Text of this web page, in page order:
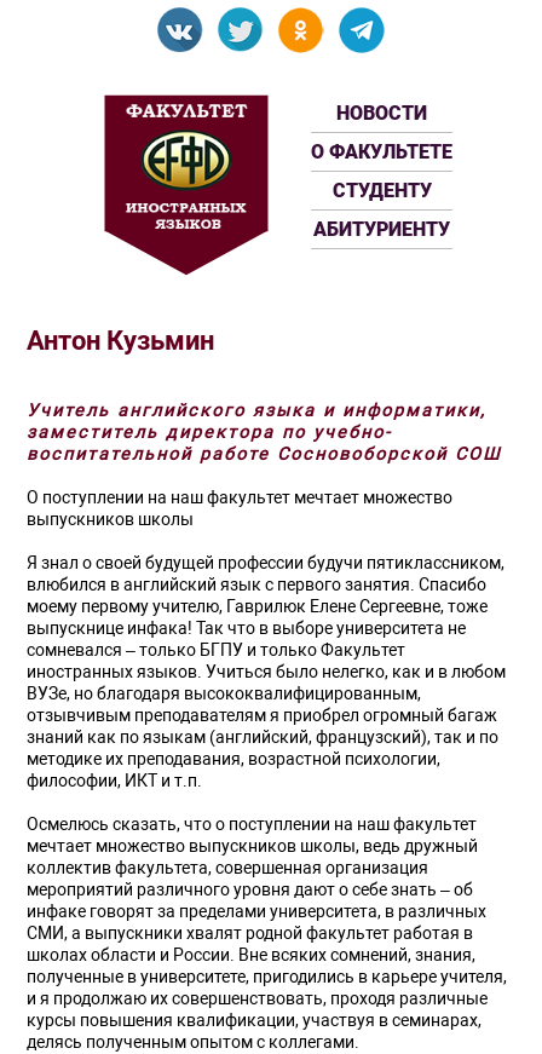
НОВОСТИ
О ФАКУЛЬТЕТЕ
СТУДЕНТУ
АБИТУРИЕНТУ
Антон Кузьмин
Учитель английского языка и информатики,
заместитель директора по учебно-
воспитательной работе Сосновоборской СОШ
О поступлении на наш факультет мечтает множество
выпускников школы
Я знал о своей будущей профессии будучи пятиклассником,
влюбился в английский язык с первого занятия. Спасибо
моему первому учителю, Гаврилюк Елене Сергеевне, тоже
выпускнице инфака! Так что в выборе университета не
сомневался – только БГПУ и только Факультет
иностранных языков. Учиться было нелегко, как и в любом
ВУЗе, но благодаря высококвалифицированным,
отзывчивым преподавателям я приобрел огромный багаж
знаний как по языкам (английский, французский), так и по
методике их преподавания, возрастной психологии,
философии, ИКТ и т.п.
Осмелюсь сказать, что о поступлении на наш факультет
мечтает множество выпускников школы, ведь дружный
коллектив факультета, совершенная организация
мероприятий различного уровня дают о себе знать – об
инфаке говорят за пределами университета, в различных
СМИ, а выпускники хвалят родной факультет работая в
школах области и России. Вне всяких сомнений, знания,
полученные в университете, пригодились в карьере учителя,
и я продолжаю их совершенствовать, проходя различные
курсы повышения квалификации, участвуя в семинарах,
делясь полученным опытом с коллегами.